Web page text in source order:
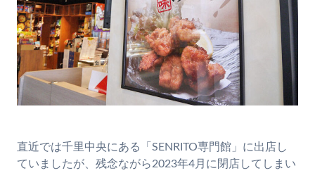
直近では千里中央にある「SENRITO専門館」に出店し
ていましたが、残念ながら2023年4月に閉店してしまい